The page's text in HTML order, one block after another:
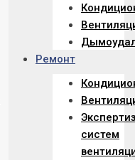
Ремонт
систем